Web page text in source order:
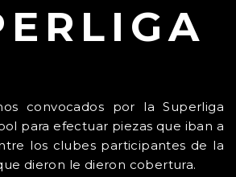
convocados por la Superliga
para efectuar piezas que iban a
los clubes participantes de la
dieron le dieron cobertura.